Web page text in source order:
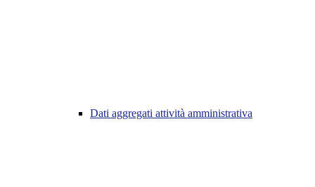
Dati aggregati attività amministrativa